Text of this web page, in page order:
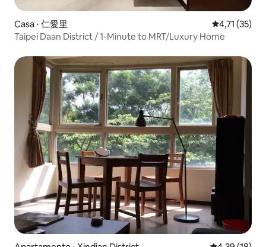
Casa ⋅ 仁愛里 4,71 de uma
4,71 (35)
Taipei Daan District / 1-Minute to MRT/Luxury Home